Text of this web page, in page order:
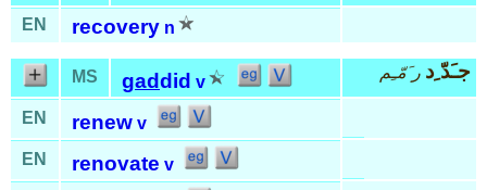
EN recovery n
MS gaddid v جـَدّ ِد ر َمّـِم
EN renew v
EN
renovate v